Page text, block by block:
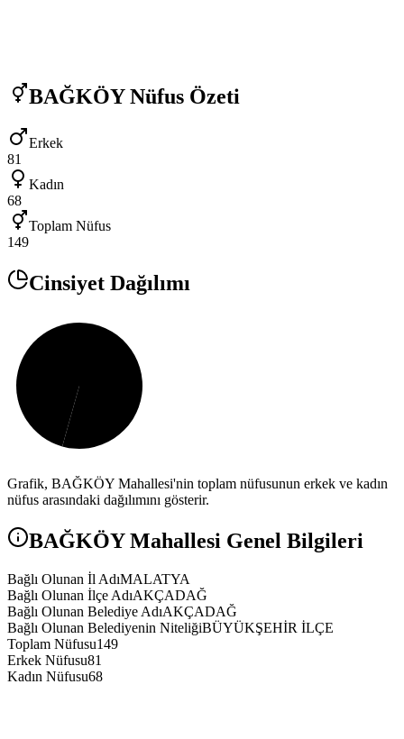
BAĞKÖYNüfus Özeti
Erkek
81
Kadın
68
Toplam Nüfus
149
Cinsiyet Dağılımı
Grafik, BAĞKÖY Mahallesi'nin toplam nüfusunun erkek ve kadın
nüfus arasındaki dağılımını gösterir.
BAĞKÖYMahallesi Genel Bilgileri
Bağlı Olunan İl AdıMALATYA
Bağlı Olunan İlçe AdıAKÇADAĞ
Bağlı Olunan Belediye AdıAKÇADAĞ
Bağlı Olunan Belediyenin NiteliğiBÜYÜKŞEHİR İLÇE
Toplam Nüfusu149
Erkek Nüfusu81
Kadın Nüfusu68